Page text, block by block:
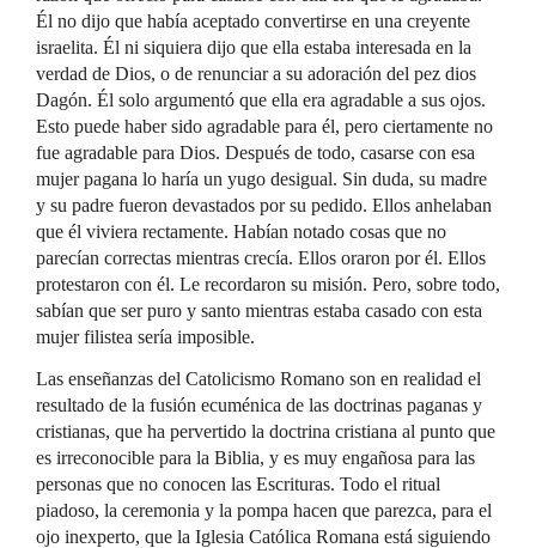
Él no dijo que había aceptado convertirse en una creyente
israelita. Él ni siquiera dijo que ella estaba interesada en la
verdad de Dios, o de renunciar a su adoración del pez dios
Dagón. Él solo argumentó que ella era agradable a sus ojos.
Esto puede haber sido agradable para él, pero ciertamente no
fue agradable para Dios. Después de todo, casarse con esa
mujer pagana lo haría un yugo desigual. Sin duda, su madre
y su padre fueron devastados por su pedido. Ellos anhelaban
que él viviera rectamente. Habían notado cosas que no
parecían correctas mientras crecía. Ellos oraron por él. Ellos
protestaron con él. Le recordaron su misión. Pero, sobre todo,
sabían que ser puro y santo mientras estaba casado con esta
mujer filistea sería imposible.
Las enseñanzas del Catolicismo Romano son en realidad el
resultado de la fusión ecuménica de las doctrinas paganas y
cristianas, que ha pervertido la doctrina cristiana al punto que
es irreconocible para la Biblia, y es muy engañosa para las
personas que no conocen las Escrituras. Todo el ritual
piadoso, la ceremonia y la pompa hacen que parezca, para el
ojo inexperto, que la Iglesia Católica Romana está siguiendo